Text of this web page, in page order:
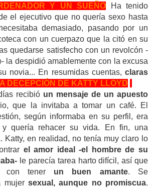
Y UN SUEÑO Ha tenido
el ejecutivo que no quería sexo hasta
demasiado, pasando por un
con un cuerpazo que la citó en su
quedarse satisfecho con un revolcón -
la despidió amablemente con la excusa
novia... En resumidas cuentas, claras
DECEPCIÓN DE KATTY LLOYD
recibió un mensaje de un apuesto
que la invitaba a tomar un café. El
según informaba en su perfil, era
quería rehacer su vida. En fin, una
Katty, en realidad, no tenía muy claro lo
el amor ideal -el hombre de su
le parecía tarea harto difícil, así que
con tener un buen amante. Se
mujer sexual, aunque no promiscua.